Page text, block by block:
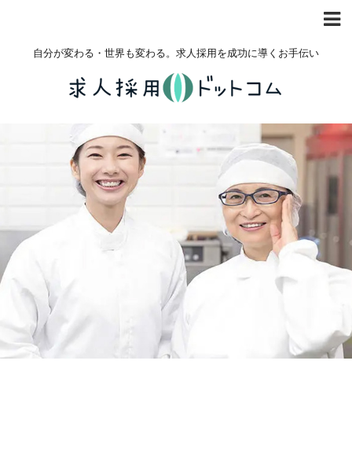
自分が変わる・世界も変わる。求人採用を成功に導くお手伝い